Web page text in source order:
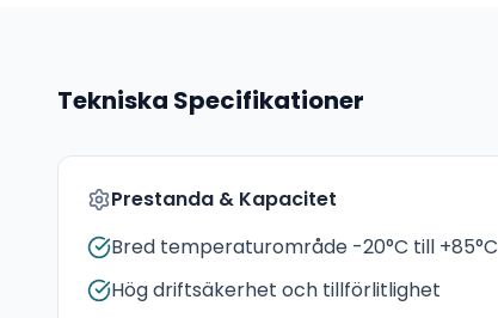
Tekniska Specifikationer
Prestanda & Kapacitet
Bred temperaturområde -20°C till +85°C
Hög driftsäkerhet och tillförlitlighet